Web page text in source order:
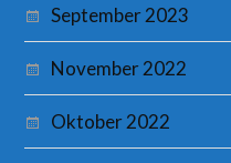
September 2023
November 2022
Oktober 2022